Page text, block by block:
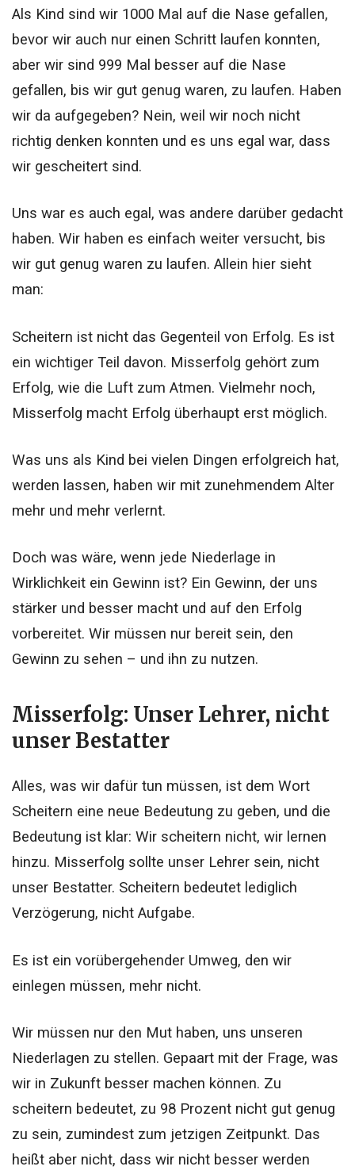
Als Kind sind wir 1000 Mal auf die Nase gefallen,
bevor wir auch nur einen Schritt laufen konnten,
aber wir sind 999 Mal besser auf die Nase
gefallen, bis wir gut genug waren, zu laufen. Haben
wir da aufgegeben? Nein, weil wir noch nicht
richtig denken konnten und es uns egal war, dass
wir gescheitert sind.
Uns war es auch egal, was andere darüber gedacht
haben. Wir haben es einfach weiter versucht, bis
wir gut genug waren zu laufen. Allein hier sieht
man:
Scheitern ist nicht das Gegenteil von Erfolg. Es ist
ein wichtiger Teil davon. Misserfolg gehört zum
Erfolg, wie die Luft zum Atmen. Vielmehr noch,
Misserfolg macht Erfolg überhaupt erst möglich.
Was uns als Kind bei vielen Dingen erfolgreich hat,
werden lassen, haben wir mit zunehmendem Alter
mehr und mehr verlernt.
Doch was wäre, wenn jede Niederlage in
Wirklichkeit ein Gewinn ist? Ein Gewinn, der uns
stärker und besser macht und auf den Erfolg
vorbereitet. Wir müssen nur bereit sein, den
Gewinn zu sehen – und ihn zu nutzen.
Misserfolg: Unser Lehrer, nicht
unser Bestatter
Alles, was wir dafür tun müssen, ist dem Wort
Scheitern eine neue Bedeutung zu geben, und die
Bedeutung ist klar: Wir scheitern nicht, wir lernen
hinzu. Misserfolg sollte unser Lehrer sein, nicht
unser Bestatter. Scheitern bedeutet lediglich
Verzögerung, nicht Aufgabe.
Es ist ein vorübergehender Umweg, den wir
einlegen müssen, mehr nicht.
Wir müssen nur den Mut haben, uns unseren
Niederlagen zu stellen. Gepaart mit der Frage, was
wir in Zukunft besser machen können. Zu
scheitern bedeutet, zu 98 Prozent nicht gut genug
zu sein, zumindest zum jetzigen Zeitpunkt. Das
heißt aber nicht, dass wir nicht besser werden